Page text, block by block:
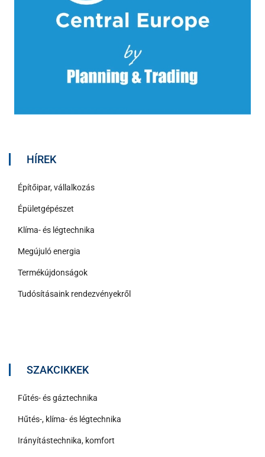
HÍREK
Építőipar, vállalkozás
Épületgépészet
Klíma- és légtechnika
Megújuló energia
Termékújdonságok
Tudósításaink rendezvényekről
SZAKCIKKEK
Fűtés- és gáztechnika
Hűtés-, klíma- és légtechnika
Irányítástechnika, komfort